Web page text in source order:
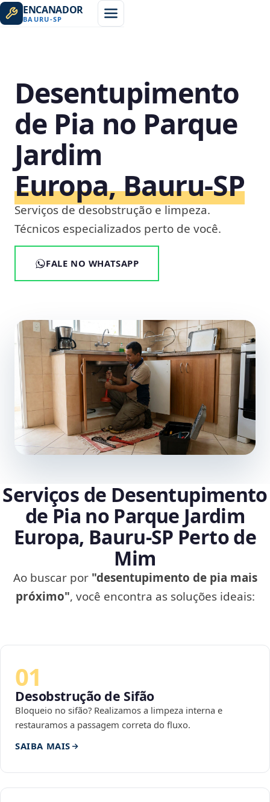
ENCANADOR
BAURU-SP
Desentupimento
de Pia no Parque
Jardim
Europa, Bauru‑SP
Serviços de desobstrução e limpeza.
Técnicos especializados perto de você.
FALE NO WHATSAPP
Serviços de Desentupimento
de Pia no Parque Jardim
Europa, Bauru‑SP Perto de
Mim
Ao buscar por "desentupimento de pia mais
próximo", você encontra as soluções ideais:
01
Desobstrução de Sifão
Bloqueio no sifão? Realizamos a limpeza interna e
restauramos a passagem correta do fluxo.
SAIBA MAIS